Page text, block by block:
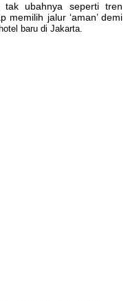
tak ubahnya seperti tren
memilih jalur ‘aman’ demi
baru di Jakarta.